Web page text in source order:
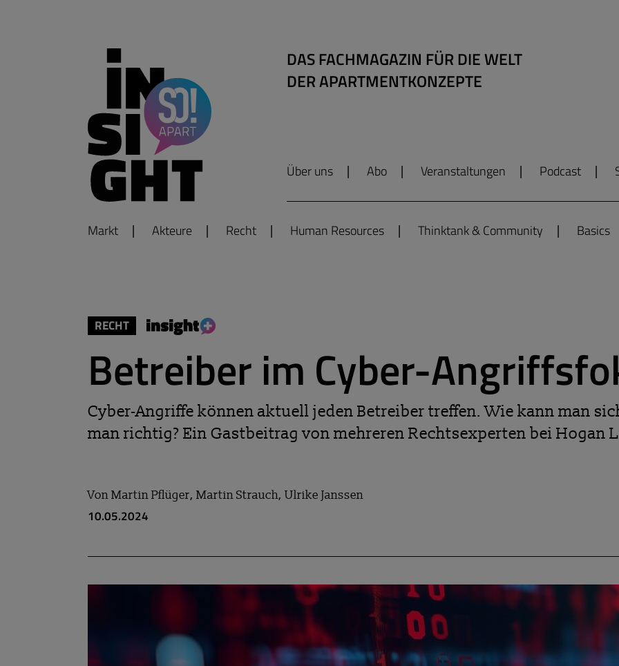
DAS FACHMAGAZIN FÜR DIE WELT
DER APARTMENTKONZEPTE
Über uns Abo Veranstaltungen Podcast
Markt Akteure Recht Human Resources Thinktank & Community Basics
RECHT
Betreiber im Cyber-
Cyber-Angriffe können aktuell jeden Betreiber treffen. Wie kann man
man richtig? Ein Gastbeitrag von mehreren Rechtsexperten bei Hogan
VonMartin Pflüger, Martin Strauch, Ulrike Janssen
10.05.2024